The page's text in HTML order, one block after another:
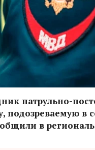
патрульно-
подозреваемую в
в